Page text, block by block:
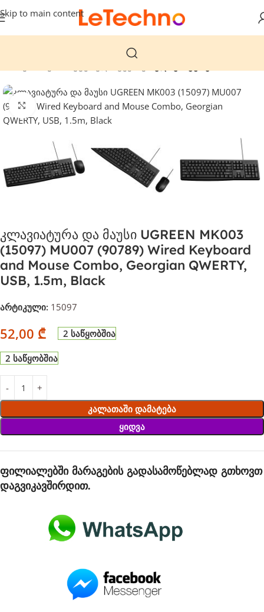
Skip to main content
დააჭირეთ გასადიდებლად
კლავიატურა და მაუსი UGREEN MK003
(15097) MU007 (90789) Wired Keyboard
and Mouse Combo, Georgian QWERTY,
USB, 1.5m, Black
არტიკული: 15097
52,00 ₾ 2 საწყობშია
2 საწყობშია
Კალათაში Დამატება
Ყიდვა
ფილიალებში მარაგების გადასამოწებლად გთხოვთ
დაგვიკავშირდით.